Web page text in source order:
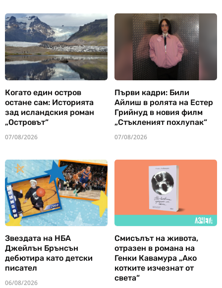
Когато един остров
остане сам: Историята
зад исландския роман
„Островът“
07/08/2026
Първи кадри: Били
Айлиш в ролята на Естер
Грийнуд в новия филм
„Стъкленият похлупак“
07/08/2026
Звездата на НБА
Джейлън Брънсън
дебютира като детски
писател
06/08/2026
Смисълът на живота,
отразен в романа на
Генки Кавамура „Ако
котките изчезнат от
света“